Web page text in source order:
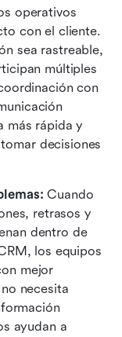
operativos
con el cliente.
sea rastreable,
múltiples
con
más rápida y
decisiones
Cuando
retrasos y
dentro de
los equipos
mejor
necesita
ayudan a